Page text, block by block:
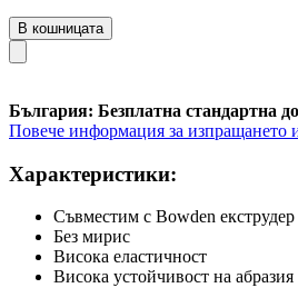
В кошницата
България: Безплатна стандартна
Повече информация за изпращането
Характеристики:
Съвместим с Bowden екструдер
Без мирис
Висока еластичност
Висока устойчивост на абразия